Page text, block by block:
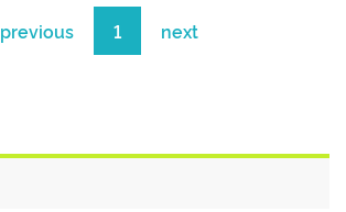
previous 1 next